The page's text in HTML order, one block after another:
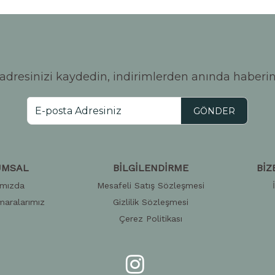
kaydedin, indirimlerden anında
GÖNDER
BİLGİLENDİRME
Mesafeli Satış Sözleşmesi
Gizlilik Sözleşmesi
Çerez Politikası